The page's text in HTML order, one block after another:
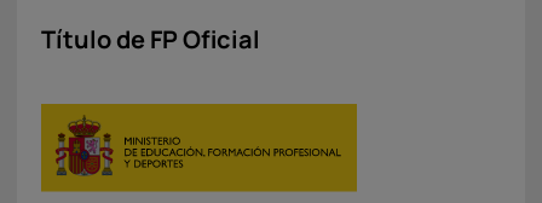
Título de FP Oficial